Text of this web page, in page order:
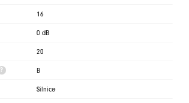
16
0 dB
20
B
Silnice